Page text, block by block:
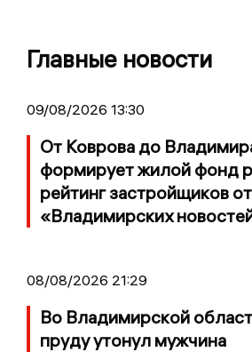
Главные новости
09/08/2026 13:30
От Коврова до
формирует жилой фонд
рейтинг застройщиков от
«Владимирских
08/08/2026 21:29
Во Владимирской
пруду утонул мужчина